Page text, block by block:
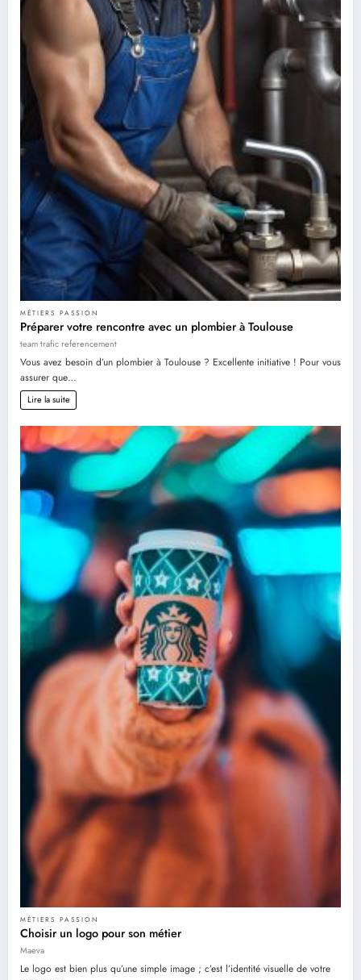
MÉTIERS PASSION
Préparer votre rencontre avec un plombier à Toulouse
team trafic referencement
Vous avez besoin d’un plombier à Toulouse ? Excellente initiative ! Pour vous
assurer que…
Lire la suite
MÉTIERS PASSION
Choisir un logo pour son métier
Maeva
Le logo est bien plus qu’une simple image ; c’est l’identité visuelle de votre